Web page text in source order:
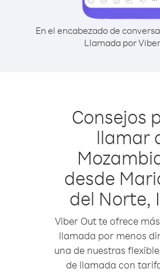
En el encabezado de
Llamada por
Consejos
llamar
desde
del Norte,
Viber Out te ofrece
llamada por menos
una de nuestras
de llamada con